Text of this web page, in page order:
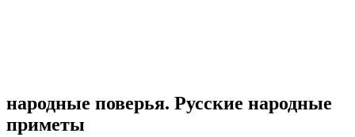
​народные поверья. Русские народные
приметы